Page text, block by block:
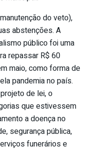
do veto),
abstenções. A
público foi uma
repassar R$ 60
maio, como forma de
pandemia no país.
de lei, o
que estivessem
a doença no
segurança pública,
funerários e